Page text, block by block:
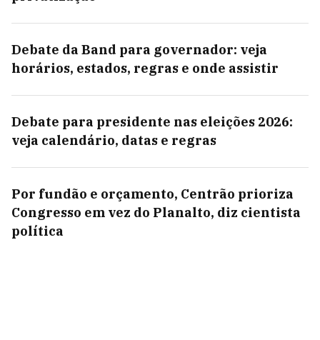
Debate da Band para governador: veja
horários, estados, regras e onde assistir
Debate para presidente nas eleições 2026:
veja calendário, datas e regras
Por fundão e orçamento, Centrão prioriza
Congresso em vez do Planalto, diz cientista
política